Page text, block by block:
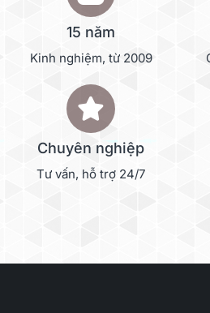
15 năm
Kinh nghiệm, từ 2009
Chuyên nghiệp
Tư vấn, hỗ trợ 24/7